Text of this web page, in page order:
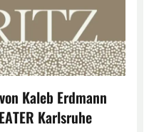
Kaleb Erdmann
Karlsruhe